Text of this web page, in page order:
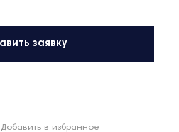
заявку
Добавить в избранное